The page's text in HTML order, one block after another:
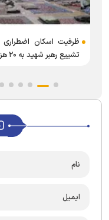
ظرفیت اسکان اضطراری
تشییع رهبر شهید به ۲۰ هزار نفر رسید